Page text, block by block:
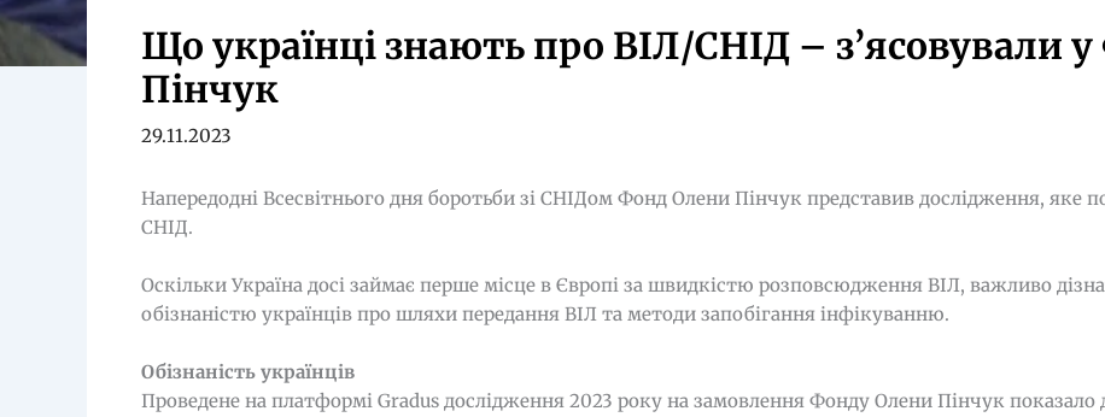
Що українці знають про ВІЛ/СНІД – з’ясовували
Пінчук
29.11.2023
Напередодні Всесвітнього дня боротьби зі СНІДом Фонд Олени Пінчук представив дослідження, яке
СНІД.
Оскільки Україна досі займає перше місце в Європі за швидкістю розповсюдження ВІЛ, важливо
обізнаністю українців про шляхи передання ВІЛ та методи запобігання інфікуванню.
Обізнаність українців
Проведене на платформі Gradus дослідження 2023 року на замовлення Фонду Олени Пінчук показало